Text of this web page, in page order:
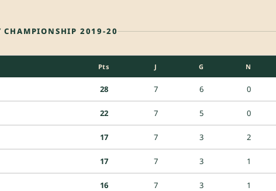
CHAMPIONSHIP 2019-20
Pts J G N
28 7 6 0
22 7 5 0
17 7 3 2
17 7 3 1
16 7 3 1